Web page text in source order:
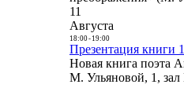
11
Августа
18:00- 19:00
Презентация книги
Новая книга поэта
М. Ульяновой, 1,